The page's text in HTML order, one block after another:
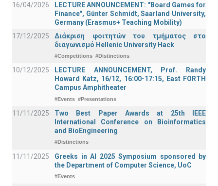
16/04/2026
LECTURE ANNOUNCEMENT: "Board Games for
Finance", Günter Schmidt, Saarland University,
Germany (Erasmus+ Teaching Mobility)
17/12/2025
Διάκριση φοιτητών του τμήματος στο
διαγωνισμό Hellenic University Hack
#Competitions #Distinctions
10/12/2025
LECTURE ANNOUNCEMENT, Prof. Randy
Howard Katz, 16/12, 16:00-17:15, East FORTH
Campus Amphitheater
#Events #Presentations
11/11/2025
Two Best Paper Awards at 25th IEEE
International Conference on Bioinformatics
and BioEngineering
#Distinctions
11/11/2025
Greeks in AI 2025 Symposium sponsored by
the Department of Computer Science, UoC
#Events